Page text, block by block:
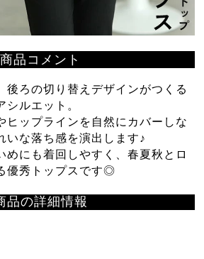
商品コメント
後ろの切り替えデザインがつくる
ルエット。
ヒップラインを自然にカバーしな
いな落ち感を演出します♪
めにも着回しやすく、春夏秋とロ
優秀トップスです◎
品の詳細情報